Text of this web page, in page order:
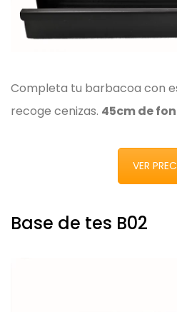
Completa tu barbacoa con
recoge cenizas. 45cm de
VER
Base de tes B02